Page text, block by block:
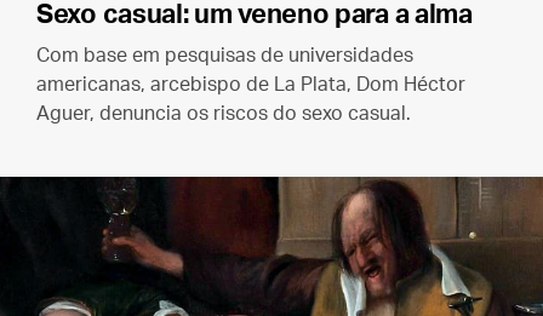
Sexo casual: um veneno para a alma
Com base em pesquisas de universidades
americanas, arcebispo de La Plata, Dom Héctor
Aguer, denuncia os riscos do sexo casual.